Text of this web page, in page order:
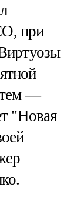
при
—
"Новая